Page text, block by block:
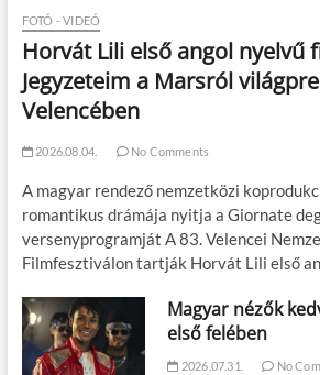
FOTÓ - VIDEÓ
Horvát Lili első angol nyelvű
Jegyzeteim a Marsról
Velencében
2026.08.04. No Comments
A magyar rendező nemzetközi
romantikus drámája nyitja a Giornate
versenyprogramját A 83. Velencei
Filmfesztiválon tartják Horvát Lili első
Magyar nézők
első felében
2026.07.31. No